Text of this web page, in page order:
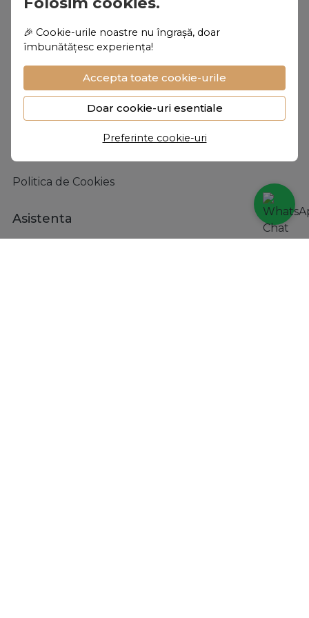
🎉 Cookie-urile noastre nu îngrașă, doar
îmbunătățesc experiența!
Accepta toate cookie-urile
Doar cookie-uri esentiale
Preferinte cookie-uri
femeie merita sa o simta
Despre noi
Personalizare
Termeni si conditii
Confidentialitate
Politica de Cookies
Asistenta